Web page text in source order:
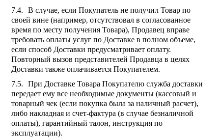
В случае, если Покупатель не получил Товар по
своей вине (например, отсутствовал в согласованное
время по месту получения Товара), Продавец вправе
требовать оплаты услуг по Доставке в полном объеме,
если способ Доставки предусматривает оплату.
Повторный вызов представителей Продавца в целях
Доставки также оплачивается Покупателем.
При Доставке Товара Покупателю служба доставки
передает ему все необходимые документы (кассовый и
товарный чек (если покупка была за наличный расчет),
либо накладная и счет-фактура (в случае безналичной
оплаты), гарантийный талон, инструкция по
эксплуатации).